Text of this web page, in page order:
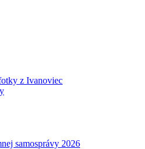
z Ivanoviec
samosprávy 2026